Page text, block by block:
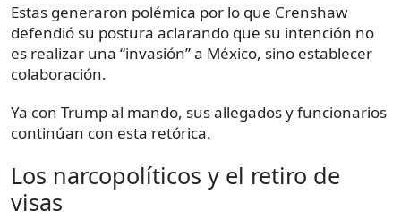
Estas generaron polémica por lo que Crenshaw
defendió su postura aclarando que su intención no
es realizar una “invasión” a México, sino establecer
colaboración.
Ya con Trump al mando, sus allegados y funcionarios
continúan con esta retórica.
Los narcopolíticos y el retiro de
visas